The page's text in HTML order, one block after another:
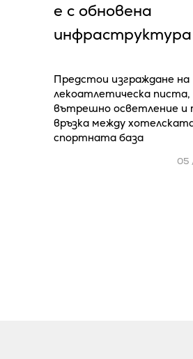
е с обновена
инфраструктура
Предстои изграждане на
лекоатлетическа
вътрешно осветление и
връзка между
спортната база
05